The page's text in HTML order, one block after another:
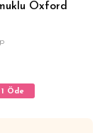
Oxford
Öde